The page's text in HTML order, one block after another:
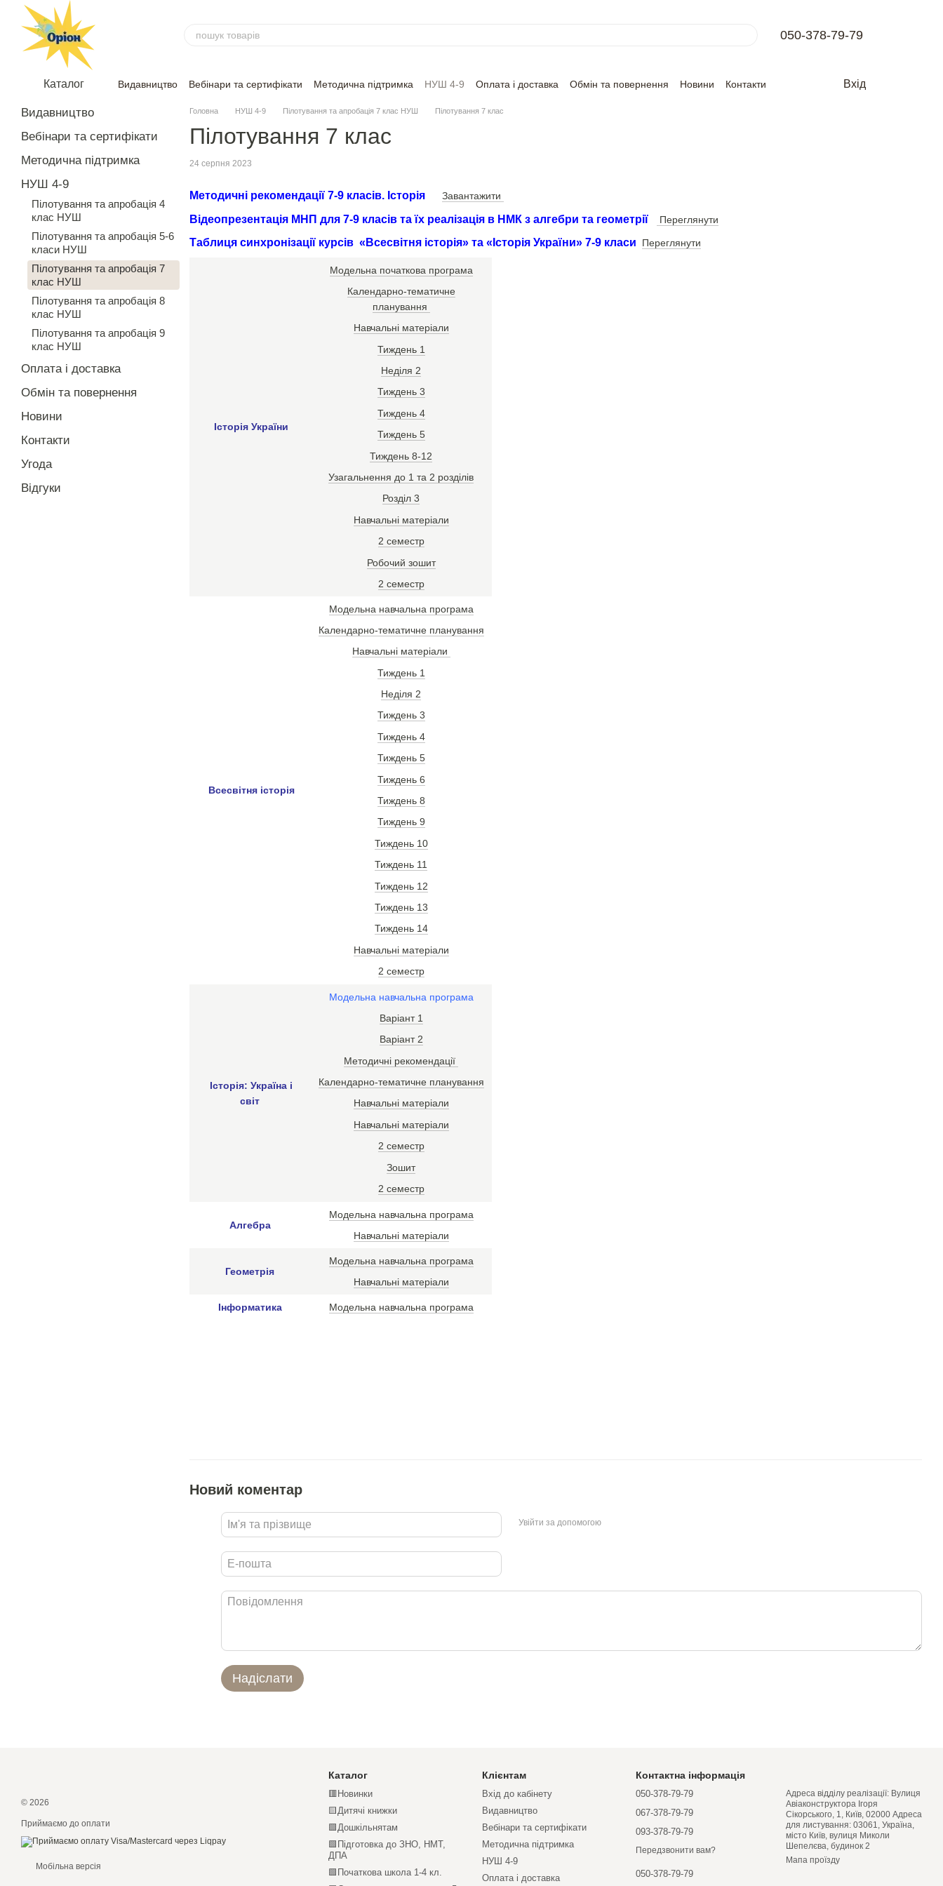
Перейти до основного контенту
050-378-79-79
Каталог Видавництво Вебінари та сертифікати Методична підтримка НУШ 4-9 Оплата і доставка Обмін та повернення Новини
Контакти
Вхід
Головна НУШ 4-9 Пілотування та апробація 7 клас НУШ Пілотування 7 клас
Пілотування 7 клас
24 серпня 2023
Методичні рекомендації 7-9 класів. Історія Завантажити
Відеопрезентація МНП для 7-9 класів та їх реалізація в НМК з алгебри та геометрії Переглянути
Таблиця синхронізації курсів «Всесвітня історія» та «Історія України» 7-9 класи Переглянути
Історія України
Модельна початкова програма
Календарно-тематичне
планування
Навчальні матеріали
Тиждень 1
Неділя 2
Тиждень 3
Тиждень 4
Тиждень 5
Тиждень 8-12
Узагальнення до 1 та 2 розділів
Розділ 3
Навчальні матеріали
2 семестр
Робочий зошит
2 семестр
Всесвітня історія
Модельна навчальна програма
Календарно-тематичне планування
Навчальні матеріали
Тиждень 1
Неділя 2
Тиждень 3
Тиждень 4
Тиждень 5
Тиждень 6
Тиждень 8
Тиждень 9
Тиждень 10
Тиждень 11
Тиждень 12
Тиждень 13
Тиждень 14
Навчальні матеріали
2 семестр
Історія: Україна і
світ
Модельна навчальна програма
Варіант 1
Варіант 2
Методичні рекомендації
Календарно-тематичне планування
Навчальні матеріали
Навчальні матеріали
2 семестр
Зошит
2 семестр
Алгебра
Модельна навчальна програма
Навчальні матеріали
Геометрія
Модельна навчальна програма
Навчальні матеріали
Інформатика Модельна навчальна програма
Новий коментар
Увійти за допомогою
Надіслати
Видавництво
Вебінари та сертифікати
Методична підтримка
НУШ 4-9
Пілотування та апробація 4
клас НУШ
Пілотування та апробація 5-6
класи НУШ
Пілотування та апробація 7
клас НУШ
Пілотування та апробація 8
клас НУШ
Пілотування та апробація 9
клас НУШ
Оплата і доставка
Обмін та повернення
Новини
Контакти
Угода
Відгуки
© 2026
Приймаємо до оплати
Мобільна версія
Каталог
🟥Новинки
🟨Дитячі книжки
🟩Дошкільнятам
🟩Підготовка до ЗНО, НМТ,
ДПА
🟩Початкова школа 1-4 кл.
Клієнтам
Вхід до кабінету
Видавництво
Вебінари та сертифікати
Методична підтримка
НУШ 4-9
Оплата і доставка
Контактна інформація
050-378-79-79
067-378-79-79
093-378-79-79
Передзвонити вам?
050-378-79-79
Адреса відділу реалізації: Вулиця
Авіаконструктора Ігоря
Сікорського, 1, Київ, 02000 Адреса
для листування: 03061, Україна,
місто Київ, вулиця Миколи
Шепелєва, будинок 2
Мапа проїзду